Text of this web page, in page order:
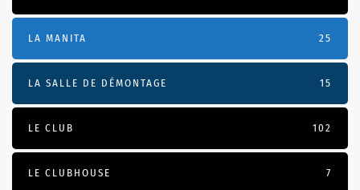
LA MANITA 25
LA SALLE DE DÉMONTAGE 15
LE CLUB 102
LE CLUBHOUSE 7